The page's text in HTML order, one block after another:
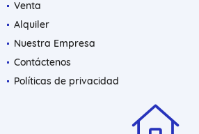
Venta
Alquiler
Nuestra Empresa
Contáctenos
Políticas de privacidad